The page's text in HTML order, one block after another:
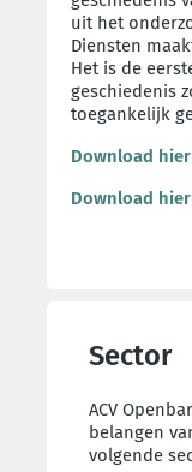
uit het
Diensten
Het is de
geschiedenis
toegankelijk
Download
Download
Sector
ACV
belangen
volgende